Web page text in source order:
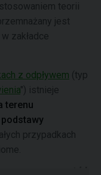
teorii
jest
zakładce
z odpływem (typ
") istnieje
terenu
przypadkach